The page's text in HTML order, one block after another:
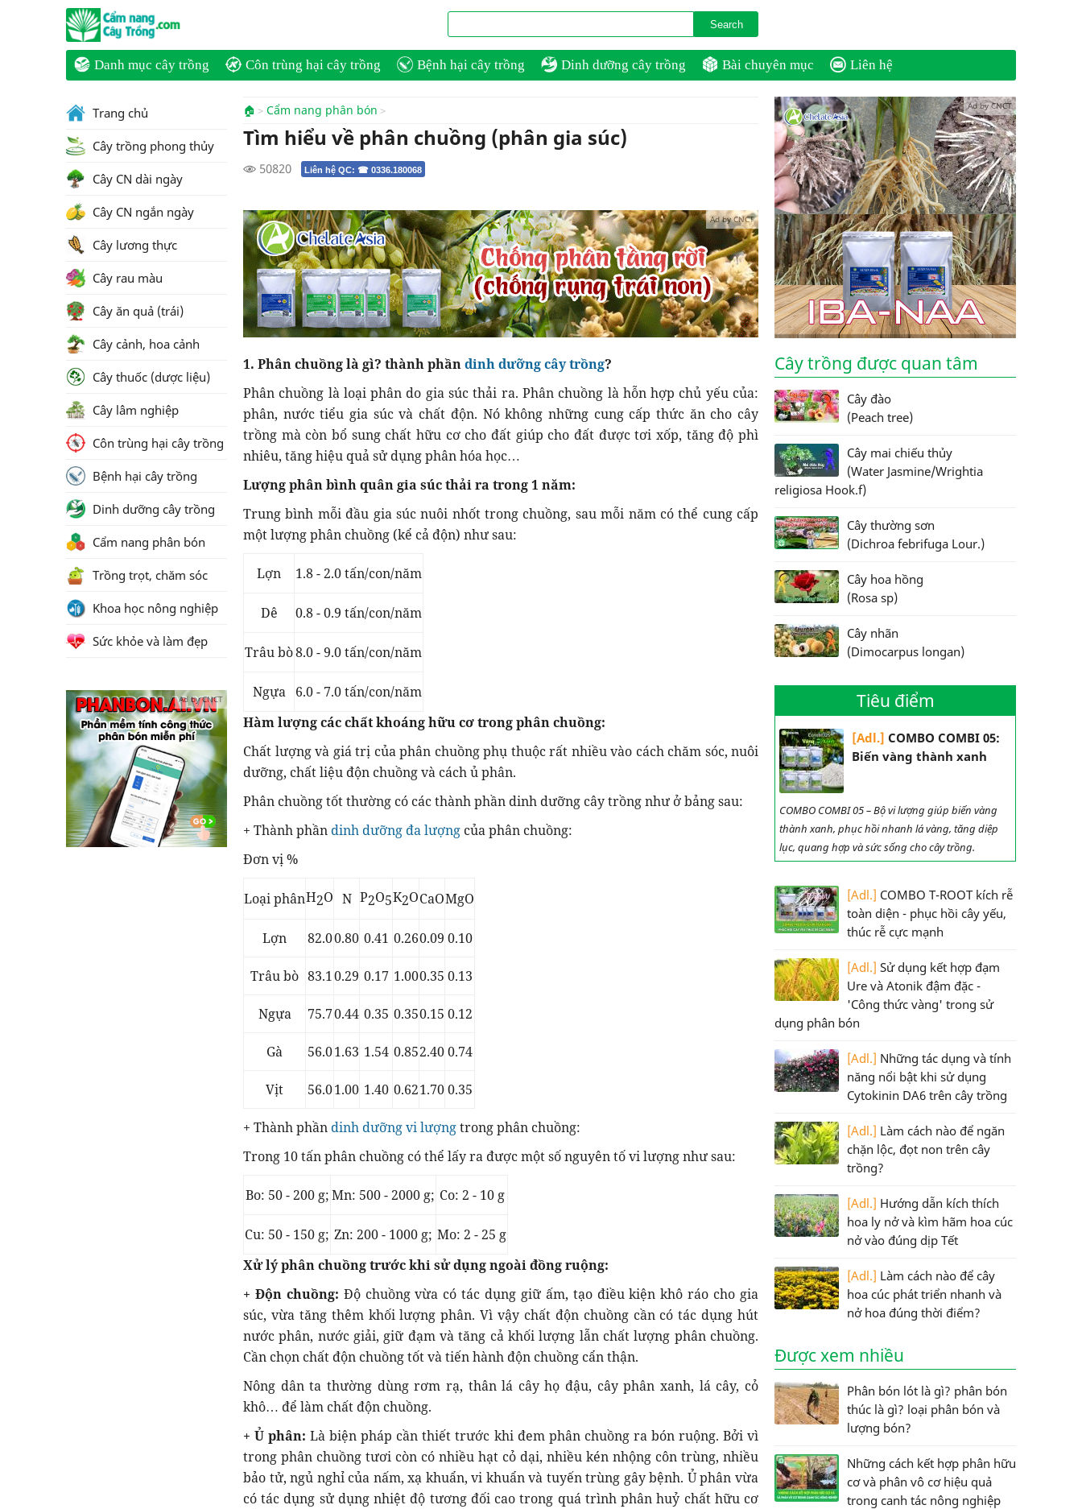
Danh mục cây trồng Côn trùng hại cây trồng Bệnh hại cây trồng Dinh dưỡng cây trồng Bài chuyên mục Liên hệ
🏠 Cẩm nang phân bón
Tìm hiểu về phân chuồng (phân gia súc)
50820 Liên hệ QC: ☎ 0336.180068
Ad by CNCT
1. Phân chuồng là gì? thành phầndinh dưỡng cây trồng?
Phân chuồng là loại phân do gia súc thải ra. Phân chuồng là hỗn hợp chủ yếu của:
phân, nước tiểu gia súc và chất độn. Nó không những cung cấp thức ăn cho cây
trồng mà còn bổ sung chất hữu cơ cho đất giúp cho đất được tơi xốp, tăng độ phì
nhiêu, tăng hiệu quả sử dụng phân hóa học…
Lượng phân bình quân gia súc thải ra trong 1 năm:
Trung bình mỗi đầu gia súc nuôi nhốt trong chuồng, sau mỗi năm có thể cung cấp
một lượng phân chuồng (kể cả độn) như sau:
Lợn 1.8 - 2.0 tấn/con/năm
Dê 0.8 - 0.9 tấn/con/năm
Trâu bò8.0 - 9.0 tấn/con/năm
Ngựa
6.0 - 7.0 tấn/con/năm
Hàm lượng các chất khoáng hữu cơ trong phân chuồng:
Chất lượng và giá trị của phân chuồng phụ thuộc rất nhiều vào cách chăm sóc, nuôi
dưỡng, chất liệu độn chuồng và cách ủ phân.
Phân chuồng tốt thường có các thành phần dinh dưỡng cây trồng như ở bảng sau:
+ Thành phầndinh dưỡng đa lượng của phân chuồng:
Đơn vị %
Loại phânH­2O N P2O5K2OCaOMgO
Lợn 82.00.80 0.41 0.260.09 0.10
Trâu bò 83.10.29 0.17 1.000.35 0.13
Ngựa 75.70.44 0.35 0.350.15 0.12
Gà 56.01.63 1.54 0.852.400.74
Vịt 56.01.00 1.40 0.621.700.35
+ Thành phầndinh dưỡng vi lượngtrong phân chuồng:
Trong 10 tấn phân chuồng có thể lấy ra được một số nguyên tố vi lượng như sau:
Bo: 50 - 200 g;Mn: 500 - 2000 g; Co: 2 - 10 g
Cu: 50 - 150 g; Zn: 200 - 1000 g; Mo: 2 - 25 g
Xử lý phân chuồng trước khi sử dụng ngoài đồng ruộng:
+ Độn chuồng: Độ chuồng vừa có tác dụng giữ ấm, tạo điều kiện khô ráo cho gia
súc, vừa tăng thêm khối lượng phân. Vì vậy chất độn chuồng cần có tác dụng hút
nước phân, nước giải, giữ đạm và tăng cả khối lượng lẫn chất lượng phân chuồng.
Cần chọn chất độn chuồng tốt và tiến hành độn chuồng cẩn thận.
Nông dân ta thường dùng rơm rạ, thân lá cây họ đậu, cây phân xanh, lá cây, cỏ
khô… để làm chất độn chuồng.
+ Ủ phân: Là biện pháp cần thiết trước khi đem phân chuồng ra bón ruộng. Bởi vì
trong phân chuồng tươi còn có nhiều hạt cỏ dại, nhiều kén nhộng côn trùng, nhiều
bảo tử, ngủ nghỉ của nấm, xạ khuẩn, vi khuẩn và tuyến trùng gây bệnh. Ủ phân vừa
có tác dụng sử dụng nhiệt độ tương đối cao trong quá trình phân huỷ chất hữu cơ
Ad by CNCT
Cây trồng được quan tâm
Cây đào
(Peach tree)
Cây mai chiếu thủy
(Water Jasmine/Wrightia
religiosa Hook.f)
Cây thường sơn
(Dichroa febrifuga Lour.)
Cây hoa hồng
(Rosa sp)
Cây nhãn
(Dimocarpus longan)
Tiêu điểm
[Adl.] COMBO COMBI 05:
Biến vàng thành xanh
COMBO COMBI 05 – Bộ vi lượng giúp biến vàng
thành xanh, phục hồi nhanh lá vàng, tăng diệp
lục, quang hợp và sức sống cho cây trồng.
[Adl.] COMBO T-ROOT kích rễ
toàn diện - phục hồi cây yếu,
thúc rễ cực mạnh
[Adl.] Sử dụng kết hợp đạm
Ure và Atonik đậm đặc -
'Công thức vàng' trong sử
dụng phân bón
[Adl.] Những tác dụng và tính
năng nổi bật khi sử dụng
Cytokinin DA6 trên cây trồng
[Adl.] Làm cách nào để ngăn
chặn lộc, đọt non trên cây
trồng?
[Adl.] Hướng dẫn kích thích
hoa ly nở và kìm hãm hoa cúc
nở vào đúng dịp Tết
[Adl.] Làm cách nào để cây
hoa cúc phát triển nhanh và
nở hoa đúng thời điểm?
Được xem nhiều
Phân bón lót là gì? phân bón
thúc là gì? loại phân bón và
lượng bón?
Những cách kết hợp phân hữu
cơ và phân vô cơ hiệu quả
trong canh tác nông nghiệp
Trang chủ
Cây trồng phong thủy
Cây CN dài ngày
Cây CN ngắn ngày
Cây lương thực
Cây rau màu
Cây ăn quả (trái)
Cây cảnh, hoa cảnh
Cây thuốc (dược liệu)
Cây lâm nghiệp
Côn trùng hại cây trồng
Bệnh hại cây trồng
Dinh dưỡng cây trồng
Cẩm nang phân bón
Trồng trọt, chăm sóc
Khoa học nông nghiệp
Sức khỏe và làm đẹp
Ad by CNCT